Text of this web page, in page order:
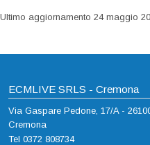
Ultimo aggiornamento 24 maggio
ECMLIVE SRLS - Cremona
Via Gaspare Pedone, 17/A -
Cremona
Tel 0372 808734